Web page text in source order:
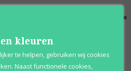
100% originele
kleuren
te helpen, gebruiken wij cookies
Naast functionele cookies,